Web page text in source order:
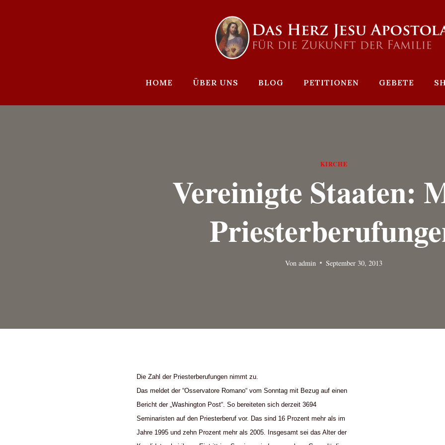
HOME ÜBER UNS BLOG PETITIONEN GEBETE
KIRCHE
Vereinigte Staaten:
Von admin September 30, 2013
Die Zahl der Priesterberufungen nimmt zu.
Das meldet der “Osservatore Romano“ vom Sonntag mit Bezug auf einen
Bericht der „Washington Post“. So bereiteten sich derzeit 3694
Seminaristen auf den Priesterberuf vor. Das sind 16 Prozent mehr als im
Jahre 1995 und zehn Prozent mehr als 2005. Insgesamt sei das Alter der